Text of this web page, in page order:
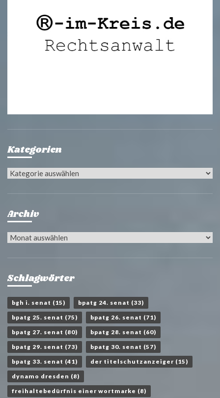
Kategorien
Kategorien
Archiv
Archiv
Schlagwörter
bgh i. senat (15) bpatg 24. senat (33)
bpatg 25. senat (75) bpatg 26. senat (71)
bpatg 27. senat (80) bpatg 28. senat (60)
bpatg 29. senat (73) bpatg 30. senat (57)
bpatg 33. senat (41) der titelschutzanzeiger (15)
dynamo dresden (8)
freihaltebedürfnis einer wortmarke (8)